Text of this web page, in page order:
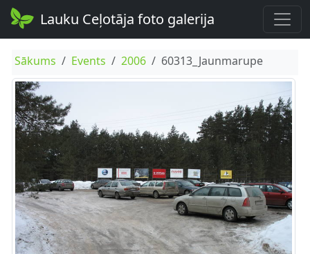
Lauku Ceļotāja foto galerija
Sākums Events 2006 60313_Jaunmarupe